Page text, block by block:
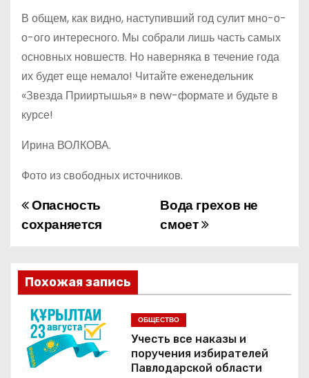
В общем, как видно, наступивший год сулит мно-о-
о-ого интересного. Мы собрали лишь часть самых
основных новшеств. Но наверняка в течение года
их будет еще немало! Читайте еженедельник
«Звезда Прииртышья» в new-формате и будьте в
курсе!
Ирина ВОЛКОВА.
Фото из свободных источников.
Н
в
и
а
Вода грехов не
смоет
Опасность
сохраняется
Похожая запись
ОБЩЕСТВО
Учесть все наказы и
поручения избирателей
Павлодарской области